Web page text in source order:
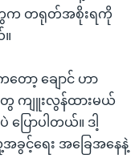
တွေက တရုတ်အစိုးရကို
။
တော့ ချောင် ဟာ
ေ ကျူးလွန်ထားမယ်
ြောပါတယ်။ ဒါ့
င့်ရေး အခြေအနေနဲ့